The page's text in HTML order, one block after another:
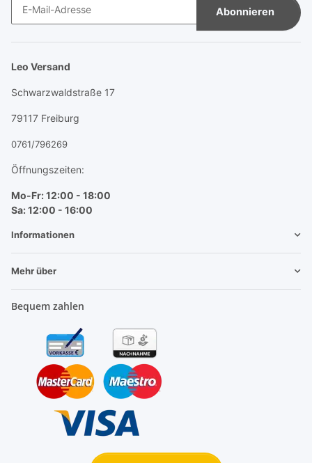
Abonnieren
Leo Versand
Schwarzwaldstraße 17
79117 Freiburg
0761/796269
Öffnungszeiten:
Mo-Fr: 12:00 - 18:00
Sa: 12:00 - 16:00
Informationen
Mehr über
Bequem zahlen